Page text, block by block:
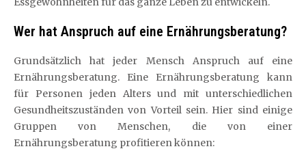
Wer hat Anspruch auf eine Ernährungsberatung?
Grundsätzlich hat jeder Mensch Anspruch auf eine
Ernährungsberatung. Eine Ernährungsberatung kann
für Personen jeden Alters und mit unterschiedlichen
Gesundheitszuständen von Vorteil sein. Hier sind einige
Gruppen von Menschen, die von einer
Ernährungsberatung profitieren können: